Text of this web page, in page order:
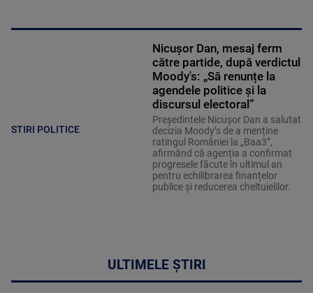
STIRI POLITICE
Nicușor Dan, mesaj ferm
către partide, după verdictul
Moody's: „Să renunțe la
agendele politice şi la
discursul electoral”
Președintele Nicușor Dan a salutat
decizia Moody’s de a menține
ratingul României la „Baa3”,
afirmând că agenția a confirmat
progresele făcute în ultimul an
pentru echilibrarea finanțelor
publice și reducerea cheltuielilor.
ULTIMELE ȘTIRI